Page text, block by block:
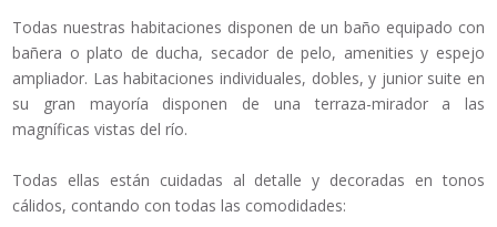
Todas nuestras habitaciones disponen de un baño equipado con
bañera o plato de ducha, secador de pelo, amenities y espejo
ampliador. Las habitaciones individuales, dobles, y junior suite en
su gran mayoría disponen de una terraza-mirador a las
magníficas vistas del río.
Todas ellas están cuidadas al detalle y decoradas en tonos
cálidos, contando con todas las comodidades: